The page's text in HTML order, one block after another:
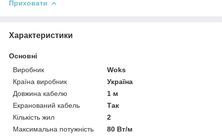
Приховати
Характеристики
Основні
Виробник
Woks
Країна виробник
Україна
Довжина кабелю
1 м
Екранований кабель
Так
Кількість жил
2
Максимальна потужність
80 Вт/м